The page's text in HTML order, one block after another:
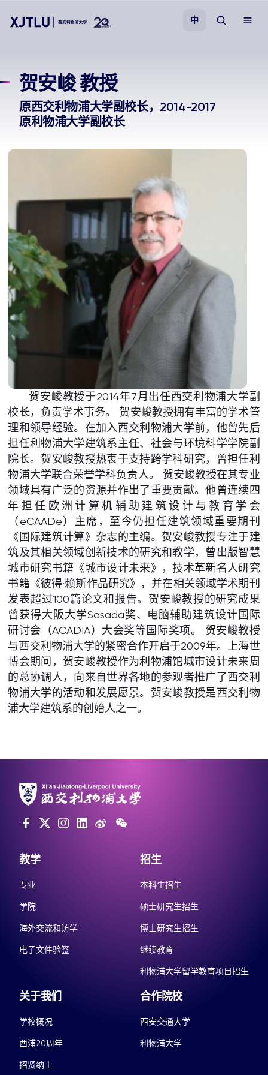
招生
关于我们
中
贺安峻 教授
原西交利物浦大学副校长，2014-2017
原利物浦大学副校长
贺安峻教授于2014年7月出任西交利物浦大学副
校长，负责学术事务。 贺安峻教授拥有丰富的学术管
理和领导经验。在加入西交利物浦大学前，他曾先后
担任利物浦大学建筑系主任、社会与环境科学学院副
院长。贺安峻教授热衷于支持跨学科研究，曾担任利
物浦大学联合荣誉学科负责人。 贺安峻教授在其专业
领域具有广泛的资源并作出了重要贡献。他曾连续四
年担任欧洲计算机辅助建筑设计与教育学会
（eCAADe）主席，至今仍担任建筑领域重要期刊
《国际建筑计算》杂志的主编。贺安峻教授专注于建
筑及其相关领域创新技术的研究和教学，曾出版智慧
城市研究书籍《城市设计未来》，技术革新名人研究
书籍《彼得·赖斯作品研究》，并在相关领域学术期刊
发表超过100篇论文和报告。贺安峻教授的研究成果
曾获得大阪大学Sasada奖、电脑辅助建筑设计国际
研讨会（ACADIA）大会奖等国际奖项。 贺安峻教授
与西交利物浦大学的紧密合作开启于2009年。上海世
博会期间，贺安峻教授作为利物浦馆城市设计未来周
的总协调人，向来自世界各地的参观者推广了西交利
物浦大学的活动和发展愿景。贺安峻教授是西交利物
浦大学建筑系的创始人之一。
教学
专业
学院
海外交流和访学
电子文件验签
招生
本科生招生
硕士研究生招生
博士研究生招生
继续教育
利物浦大学留学教育项目招生
关于我们
学校概况
西浦20周年
招贤纳士
合作院校
西安交通大学
利物浦大学